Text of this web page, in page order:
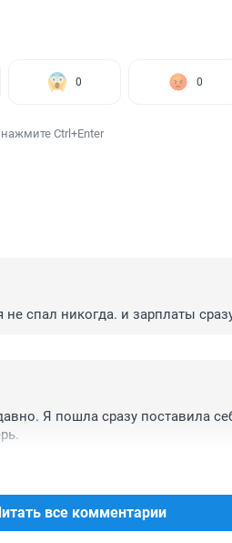
0 0
Ctrl+Enter
спал никогда. и зарплаты
Я пошла сразу поставила
все комментарии